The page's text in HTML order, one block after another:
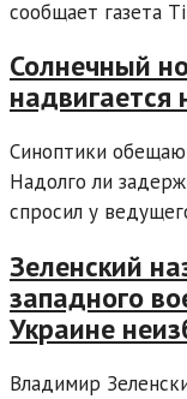
сообщает газета
Солнечный
Синоптики
Надолго ли
спросил у
Зеленский
западного
Украине
Владимир